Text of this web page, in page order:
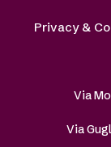
Privacy &
Via
Via